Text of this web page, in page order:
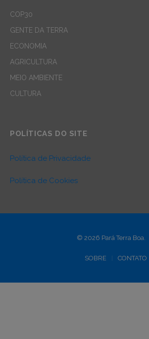
COP30
GENTE DA TERRA
ECONOMIA
AGRICULTURA
MEIO AMBIENTE
CULTURA
POLÍTICAS DO SITE
Política de Privacidade
Política de Cookies
© 2026 Pará Terra Boa.
SOBRE CONTATO